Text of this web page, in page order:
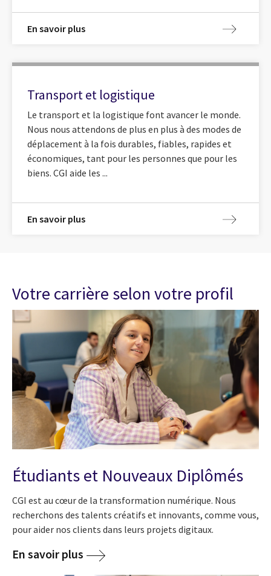
En savoir plus
Transport et logistique
Le transport et la logistique font avancer le monde.
Nous nous attendons de plus en plus à des modes de
déplacement à la fois durables, fiables, rapides et
économiques, tant pour les personnes que pour les
biens. CGI aide les ...
En savoir plus
Votre carrière selon votre profil
Étudiants et Nouveaux Diplômés
CGI est au cœur de la transformation numérique. Nous
recherchons des talents créatifs et innovants, comme vous,
pour aider nos clients dans leurs projets digitaux.
En savoir plus